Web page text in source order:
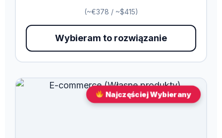
(~€378 / ~$415)
Wybieram to rozwiązanie
Najczęściej Wybierany